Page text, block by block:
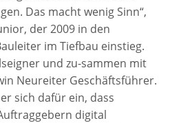
Das macht wenig Sinn“,
der 2009 in den
im Tiefbau einstieg.
und zu-sammen mit
Neureiter Geschäftsführer.
sich dafür ein, dass
digital